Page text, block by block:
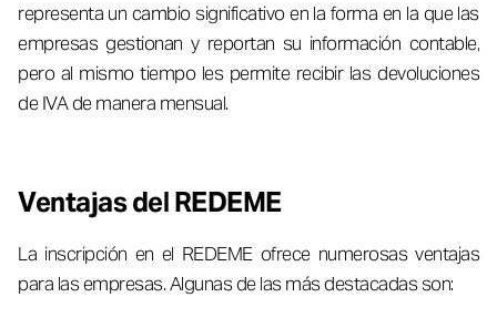
representa un cambio significativo en la forma en la que las
empresas gestionan y reportan su información contable,
pero al mismo tiempo les permite recibir las devoluciones
de IVA de manera mensual.
Ventajas del REDEME
La inscripción en el REDEME ofrece numerosas ventajas
para las empresas. Algunas de las más destacadas son: